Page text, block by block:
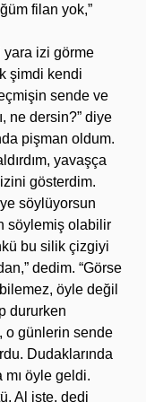
filan yok,”
yara izi görme
şimdi kendi
sende ve
ne dersin?” diye
pişman oldum.
yavaşça
gösterdim.
söylüyorsun
söylemiş olabilir
bu silik çizgiyi
dedim. “Görse
öyle değil
dururken
o günlerin sende
Dudaklarında
öyle geldi.
Al işte, dedi